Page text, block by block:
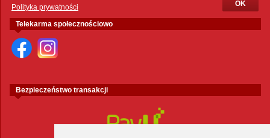
Polityka prywatności
Telekarma społecznościowo
Bezpieczeństwo transakcji